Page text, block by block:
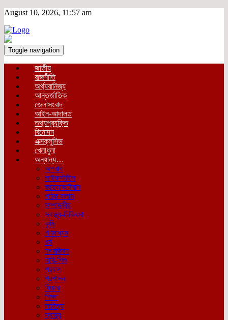
August 10, 2026, 11:57 am
Toggle navigation
জাতীয়
রাজনীতি
অর্থ্যবানিজ্য
আন্তর্জাতিক
জেলাসংবাদ
আইন-আদালত
তথ্যপ্রযুক্তি
বিনোদন
এক্সক্লুসিভ
খেলাধুলা
অন্যান্য…
অপরাধ
লাইফস্টাইল
করোনাভাইরাস
পাঠক কলাম
সম্পাদকীয়
স্বাস্থ্য-চিকিৎসা
কৃষি
গণমাধ্যম
ধর্ম
নগরজিবন
নারি-শিশু
প্রবাস
প্রশাসন
ফিচার
শিক্ষা
সাহিত্য
স্বাস্থ্য